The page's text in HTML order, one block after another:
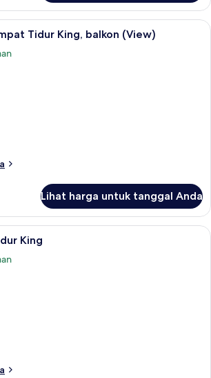
Minibar, brankas, meja kerja, dan
Tidur King, balkon (View)
Lihat harga untuk tanggal Anda
Minibar, brankas, meja kerja, dan
King